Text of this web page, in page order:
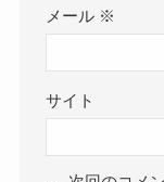
メール ※
サイト